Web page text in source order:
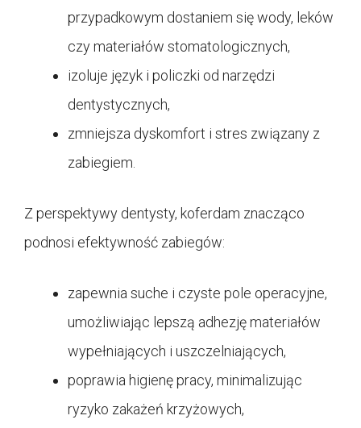
przypadkowym dostaniem się wody, leków
czy materiałów stomatologicznych,
izoluje język i policzki od narzędzi
dentystycznych,
zmniejsza dyskomfort i stres związany z
zabiegiem.
Z perspektywy dentysty, koferdam znacząco
podnosi efektywność zabiegów:
zapewnia suche i czyste pole operacyjne,
umożliwiając lepszą adhezję materiałów
wypełniających i uszczelniających,
poprawia higienę pracy, minimalizując
ryzyko zakażeń krzyżowych,